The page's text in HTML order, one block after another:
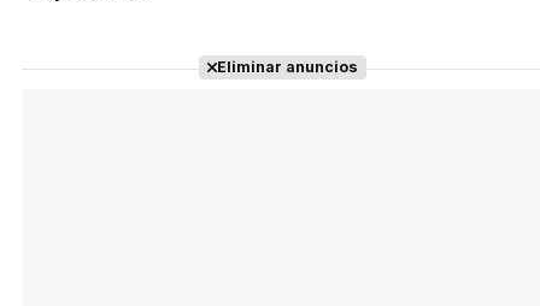
Eliminar anuncios